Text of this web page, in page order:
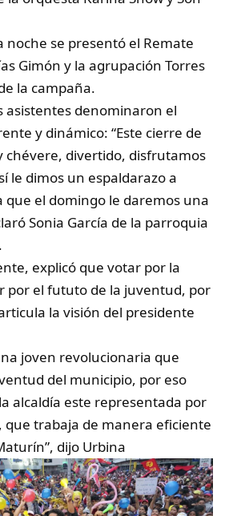
noche se presentó el Remate
Gimón y la agrupación Torres
la campaña.
asistentes denominaron el
y dinámico: “Este cierre de
chévere, divertido, disfrutamos
le dimos un espaldarazo a
que el domingo le daremos una
Sonia García de la parroquia
explicó que votar por la
por el fututo de la juventud, por
la visión del presidente
joven revolucionaria que
del municipio, por eso
alcaldía este representada por
que trabaja de manera eficiente
dijo Urbina